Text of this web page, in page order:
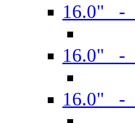
16.0" -
16.0" -
16.0" -